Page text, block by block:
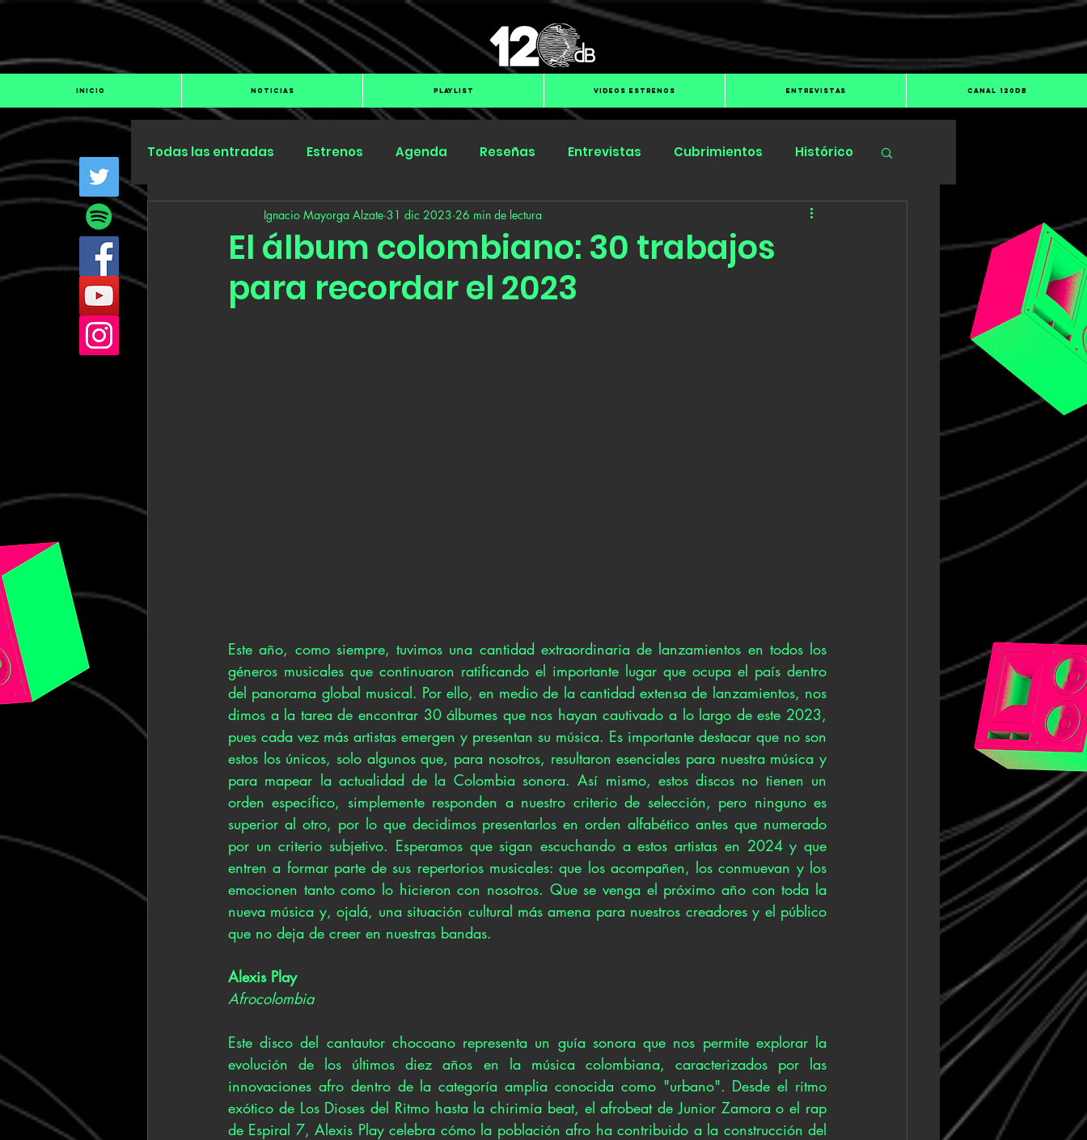
INICIO NOTICIAS PLAYLIST VIDEOS ESTRENOS ENTREVISTAS CANAL 120dB
Todas las entradas Estrenos Agenda Reseñas Entrevistas Cubrimientos Histórico
Especiales Submit Hub Groover
El álbum colombiano: 30 trabajos
para recordar el 2023
Ignacio Mayorga Alzate 31 dic 2023 26 min de lectura
Este año, como siempre, tuvimos una cantidad extraordinaria de lanzamientos en todos los
géneros musicales que continuaron ratificando el importante lugar que ocupa el país dentro
del panorama global musical. Por ello, en medio de la cantidad extensa de lanzamientos, nos
dimos a la tarea de encontrar 30 álbumes que nos hayan cautivado a lo largo de este 2023,
pues cada vez más artistas emergen y presentan su música. Es importante destacar que no son
estos los únicos, solo algunos que, para nosotros, resultaron esenciales para nuestra música y
para mapear la actualidad de la Colombia sonora. Así mismo, estos discos no tienen un
orden específico, simplemente responden a nuestro criterio de selección, pero ninguno es
superior al otro, por lo que decidimos presentarlos en orden alfabético antes que numerado
por un criterio subjetivo. Esperamos que sigan escuchando a estos artistas en 2024 y que
entren a formar parte de sus repertorios musicales: que los acompañen, los conmuevan y los
emocionen tanto como lo hicieron con nosotros. Que se venga el próximo año con toda la
nueva música y, ojalá, una situación cultural más amena para nuestros creadores y el público
que no deja de creer en nuestras bandas.
Alexis Play
Afrocolombia
Este disco del cantautor chocoano representa un guía sonora que nos permite explorar la
evolución de los últimos diez años en la música colombiana, caracterizados por las
innovaciones afro dentro de la categoría amplia conocida como "urbano". Desde el ritmo
exótico de Los Dioses del Ritmo hasta la chirimía beat, el afrobeat de Junior Zamora o el rap
de Espiral 7, Alexis Play celebra cómo la población afro ha contribuido a la construcción del